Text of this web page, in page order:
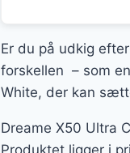
Er du på udkig
forskellen – som
White, der kan
Dreame X50 Ultra